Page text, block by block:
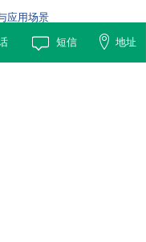
应用场景
频（通常1-10 kHz）感应加热原
高效焊接的专用设备。它通过
短信 地址